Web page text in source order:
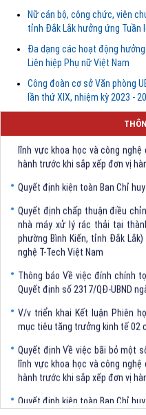
Nữ cán bộ, công chức, viên
tỉnh Đắk Lắk hưởng ứng Tuần
Đa dạng các hoạt động
Liên hiệp Phụ nữ Việt Nam
Công đoàn cơ sở Văn phòng
lần thứ XIX, nhiệm kỳ 2023 -
Quyết định Về việc bãi bỏ một
lĩnh vực khoa học và công
hành trước khi sắp xếp đơn vị
Quyết định kiện toàn Ban Chỉ
nhà máy xử lý rác thải tại
phường Bình Kiến, tỉnh Đắk
nghệ T-Tech Việt Nam
Quyết định số 2317/QĐ-UBND
mục tiêu tăng trưởng kinh tế 02
lĩnh vực khoa học và công nghệ
hành trước khi sắp xếp đơn vị